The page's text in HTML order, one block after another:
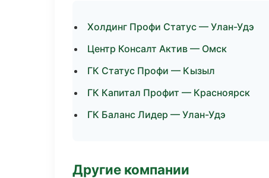
Холдинг Профи Статус — Улан-Удэ
Центр Консалт Актив — Омск
ГК Статус Профи — Кызыл
ГК Капитал Профит — Красноярск
ГК Баланс Лидер — Улан-Удэ
Другие компании